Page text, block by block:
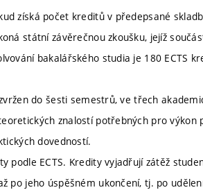
získá počet kreditů v předepsané
státní závěrečnou zkoušku, jejíž
bakalářského studia je 180 ECTS
do šesti semestrů, ve třech
znalostí potřebných pro
dovedností.
podle ECTS. Kredity vyjadřují zátěž
po jeho úspěšném ukončení, tj. po